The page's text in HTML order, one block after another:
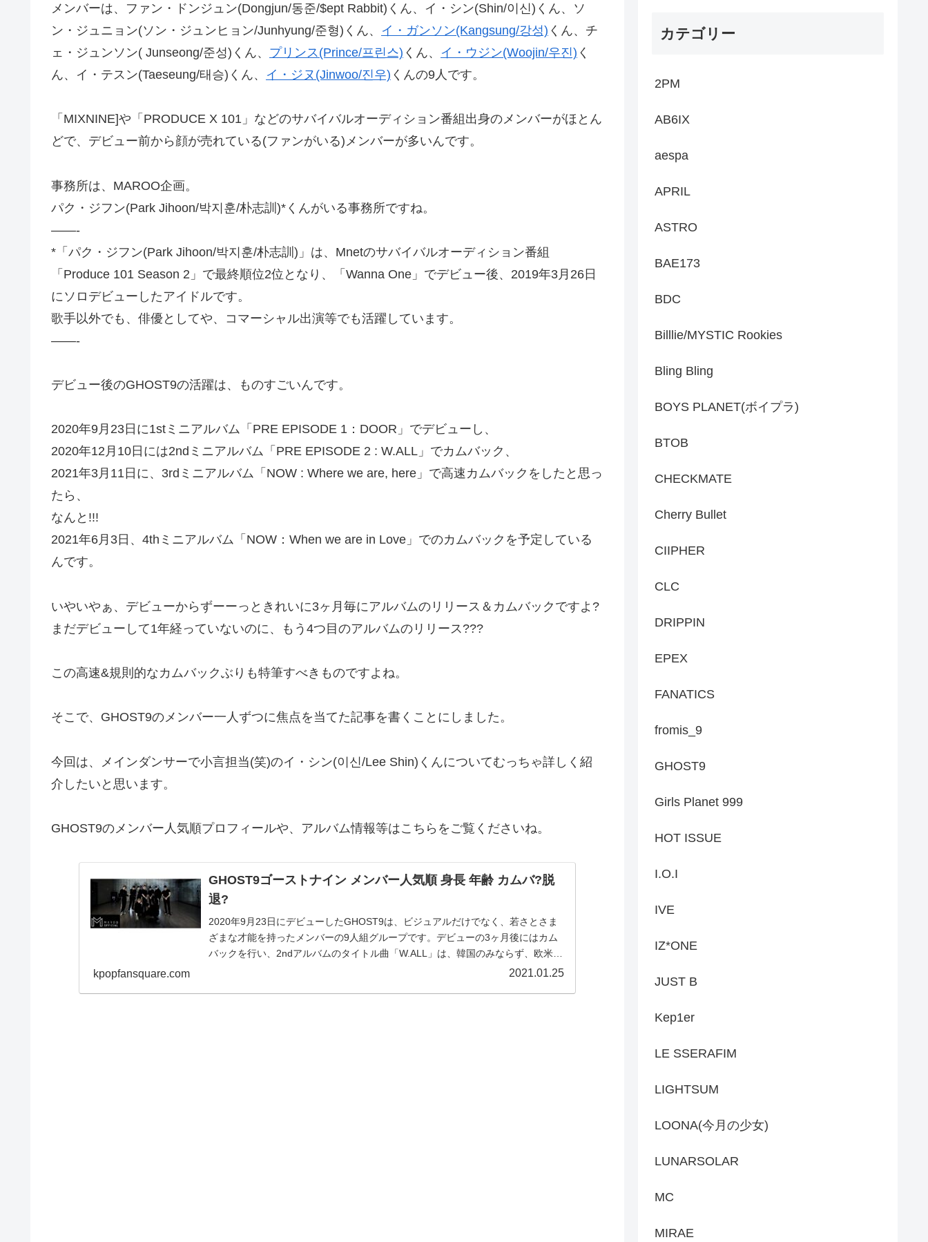
メンバーは、ファン・ドンジュン(Dongjun/동준/$ept Rabbit)くん、イ・シン(Shin/이신)くん、ソ
ン・ジュニョン(ソン・ジュンヒョン/Junhyung/준형)くん、 イ・ガンソン(Kangsung/강성) くん、チ
ェ・ジュンソン( Junseong/준성)くん、 プリンス(Prince/프린스) くん、 イ・ウジン(Woojin/우진) く
ん、イ・テスン(Taeseung/태승)くん、 イ・ジヌ(Jinwoo/진우) くんの9人です。
「MIXNINE]や「PRODUCE X 101」などのサバイバルオーディション番組出身のメンバーがほとん
どで、デビュー前から顔が売れている(ファンがいる)メンバーが多いんです。
事務所は、MAROO企画。
パク・ジフン(Park Jihoon/박지훈/朴志訓)*くんがいる事務所ですね。
——-
*「パク・ジフン(Park Jihoon/박지훈/朴志訓)」は、Mnetのサバイバルオーディション番組
「Produce 101 Season 2」で最終順位2位となり、「Wanna One」でデビュー後、2019年3月26日
にソロデビューしたアイドルです。
歌手以外でも、俳優としてや、コマーシャル出演等でも活躍しています。
——-
デビュー後のGHOST9の活躍は、ものすごいんです。
2020年9月23日に1stミニアルバム「PRE EPISODE 1：DOOR」でデビューし、
2020年12月10日には2ndミニアルバム「PRE EPISODE 2 : W.ALL」でカムバック、
2021年3月11日に、3rdミニアルバム「NOW : Where we are, here」で高速カムバックをしたと思っ
たら、
なんと!!!
2021年6月3日、4thミニアルバム「NOW：When we are in Love」でのカムバックを予定している
んです。
いやいやぁ、デビューからずーーっときれいに3ヶ月毎にアルバムのリリース＆カムバックですよ?
まだデビューして1年経っていないのに、もう4つ目のアルバムのリリース???
この高速&規則的なカムバックぶりも特筆すべきものですよね。
そこで、GHOST9のメンバー一人ずつに焦点を当てた記事を書くことにしました。
今回は、メインダンサーで小言担当(笑)のイ・シン(이신/Lee Shin)くんについてむっちゃ詳しく紹
介したいと思います。
GHOST9のメンバー人気順プロフィールや、アルバム情報等はこちらをご覧くださいね。
GHOST9ゴーストナイン メンバー人気順 身長 年齢 カムバ?脱
退?
2020年9月23日にデビューしたGHOST9は、ビジュアルだけでなく、若さとさま
ざまな才能を持ったメンバーの9人組グループです。デビューの3ヶ月後にはカム
バックを行い、2ndアルバムのタイトル曲「W.ALL」は、韓国のみならず、欧米で
kpopfansquare.com 2021.01.25
カテゴリー
2PM
AB6IX
aespa
APRIL
ASTRO
BAE173
BDC
Billlie/MYSTIC Rookies
Bling Bling
BOYS PLANET(ボイプラ)
BTOB
CHECKMATE
Cherry Bullet
CIIPHER
CLC
DRIPPIN
EPEX
FANATICS
fromis_9
GHOST9
Girls Planet 999
HOT ISSUE
I.O.I
IVE
IZ*ONE
JUST B
Kep1er
LE SSERAFIM
LIGHTSUM
LOONA(今月の少女)
LUNARSOLAR
MC
MIRAE